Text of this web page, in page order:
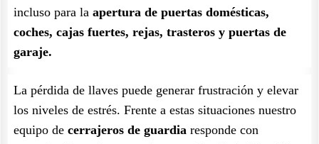
incluso para la apertura de puertas domésticas,
coches, cajas fuertes, rejas, trasteros y puertas de
garaje.
La pérdida de llaves puede generar frustración y elevar
los niveles de estrés. Frente a estas situaciones nuestro
equipo de cerrajeros de guardia responde con